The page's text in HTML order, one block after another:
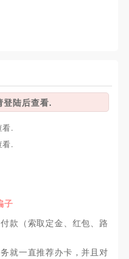
登陆后查看.
看.
看.
子
款（索取定金、红包、路
就一直推荐办卡，并且对